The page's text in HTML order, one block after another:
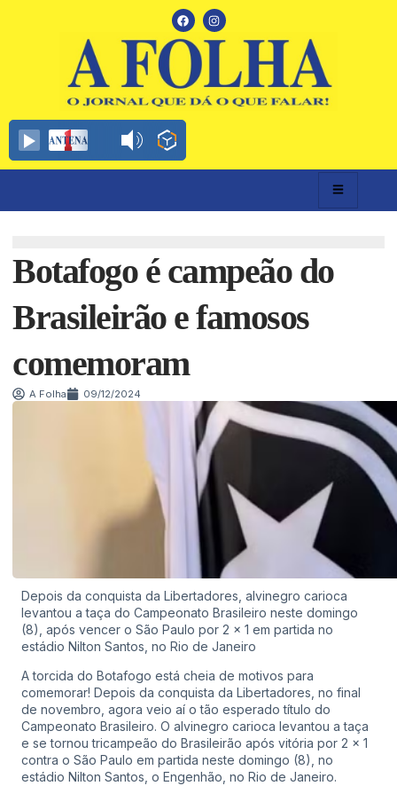
Botafogo é campeão do
Brasileirão e famosos
comemoram
A Folha 09/12/2024
Depois da conquista da Libertadores, alvinegro carioca
levantou a taça do Campeonato Brasileiro neste domingo
(8), após vencer o São Paulo por 2 x 1 em partida no
estádio Nilton Santos, no Rio de Janeiro
A torcida do Botafogo está cheia de motivos para
comemorar! Depois da conquista da Libertadores, no final
de novembro, agora veio aí o tão esperado título do
Campeonato Brasileiro. O alvinegro carioca levantou a taça
e se tornou tricampeão do Brasileirão após vitória por 2 x 1
contra o São Paulo em partida neste domingo (8), no
estádio Nilton Santos, o Engenhão, no Rio de Janeiro.